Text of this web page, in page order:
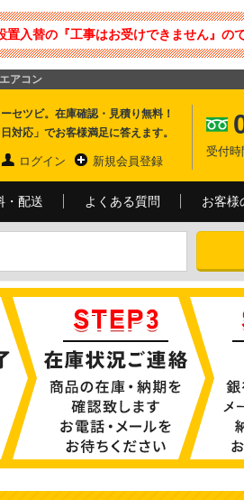
入替の『工事はお受けできません』
アコン
セツビ。在庫確認・見積り無料！
対応」でお客様満足に答えます。
ログイン 新規会員登録
受付
・配送 よくある質問 お客様